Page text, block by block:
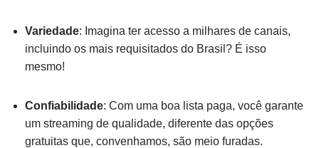
Variedade: Imagina ter acesso a milhares de canais,
incluindo os mais requisitados do Brasil? É isso
mesmo!
Confiabilidade: Com uma boa lista paga, você garante
um streaming de qualidade, diferente das opções
gratuitas que, convenhamos, são meio furadas.